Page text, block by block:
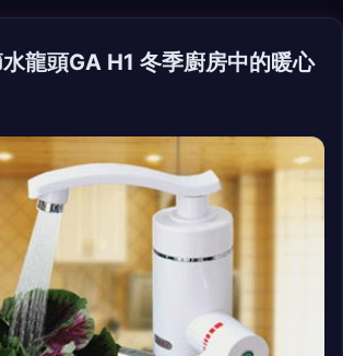
龍頭GA H1 冬季廚房中的暖心